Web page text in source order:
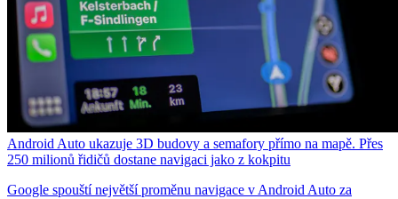
Android Auto ukazuje 3D budovy a semafory přímo na mapě. Přes
250 milionů řidičů dostane navigaci jako z kokpitu
Google spouští největší proměnu navigace v Android Auto za